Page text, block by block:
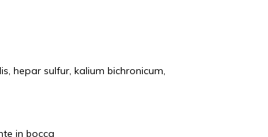
hepar sulfur, kalium bichronicum,
in bocca